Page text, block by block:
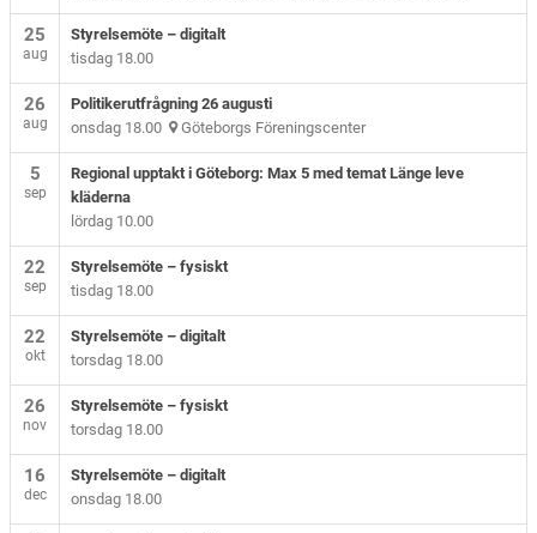
25
aug
Styrelsemöte – digitalt
tisdag 18.00
26
aug
Politikerutfrågning 26 augusti
onsdag 18.00 Göteborgs Föreningscenter
5
sep
Regional upptakt i Göteborg: Max 5 med temat Länge leve
kläderna
lördag 10.00
22
sep
Styrelsemöte – fysiskt
tisdag 18.00
22
okt
Styrelsemöte – digitalt
torsdag 18.00
26
nov
Styrelsemöte – fysiskt
torsdag 18.00
16
dec
Styrelsemöte – digitalt
onsdag 18.00